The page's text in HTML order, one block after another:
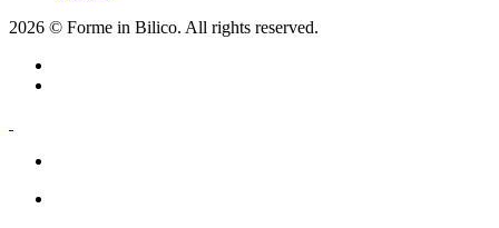
2026 © Forme in Bilico. All rights reserved.